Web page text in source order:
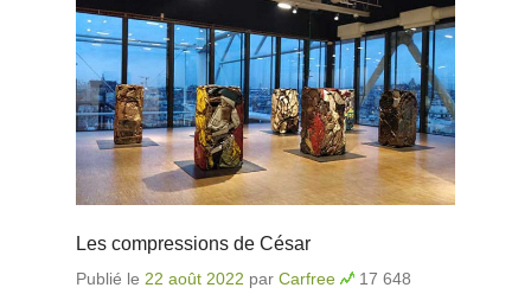
Les compressions de César
Publié le 22 août 2022 par Carfree
17 648